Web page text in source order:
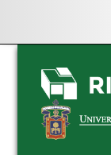
Skip
navigation